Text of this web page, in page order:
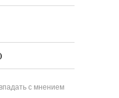
с мнением